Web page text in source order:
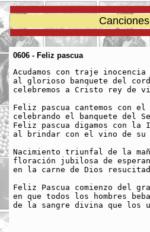
0606 - Feliz pascua
Acudamos con traje inocencia
al glorioso banquete del
celebremos a Cristo rey de
Feliz pascua cantemos con
celebrando el banquete del
Feliz pascua digamos con
al brindar con el vino de su
Nacimiento triunfal de la
floración jubilosa de
en la carne de Dios
Feliz Pascua comienzo del
en que todos los hombres
de la sangre divina que los